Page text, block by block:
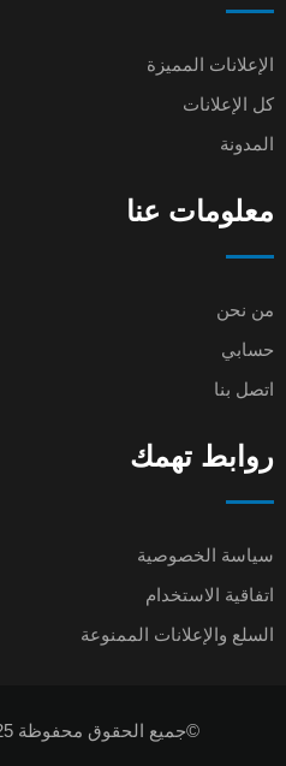
الإعلانات المميزة
كل الإعلانات
المدونة
معلومات عنا
من نحن
حسابي
اتصل بنا
روابط تهمك
سياسة الخصوصية
اتفاقية الاستخدام
السلع والإعلانات الممنوعة
©جميع الحقوق محفوظة 2025 لـ يوسوق | Usooq